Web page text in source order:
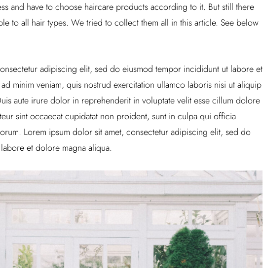
and have to choose haircare products according to it. But still there
to all hair types. We tried to collect them all in this article. See below
adipiscing elit, sed do eiusmod tempor incididunt ut labore et
minim veniam, quis nostrud exercitation ullamco laboris nisi ut aliquip
aute irure dolor in reprehenderit in voluptate velit esse cillum dolore
sint occaecat cupidatat non proident, sunt in culpa qui officia
Lorem ipsum dolor sit amet, consectetur adipiscing elit, sed do
et dolore magna aliqua.